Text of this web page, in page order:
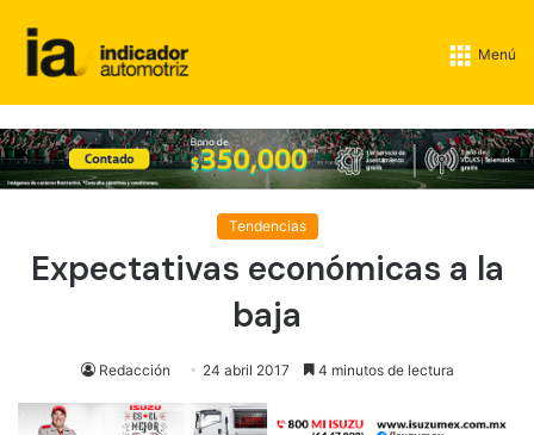
Menú
Tendencias
Expectativas económicas a la
baja
Redacción 24 abril 2017 4 minutos de lectura